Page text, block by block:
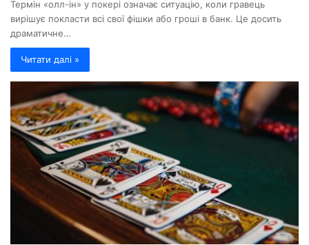
Термін «олл-ін» у покері означає ситуацію, коли гравець
вирішує покласти всі свої фішки або гроші в банк. Це досить
драматичне…
Читати далі »